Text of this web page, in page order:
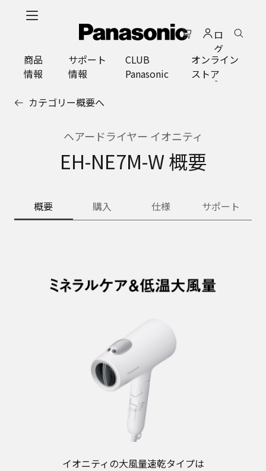
ロ
グ
イ
ン
商品
情報
サポート
情報
CLUB
Panasonic
オンライン
ストア
カテゴリー概要へ
ヘアードライヤー イオニティ
EH-NE7M-W 概要
概要 購入 仕様 サポート
イオニティの大風量速乾タイプは